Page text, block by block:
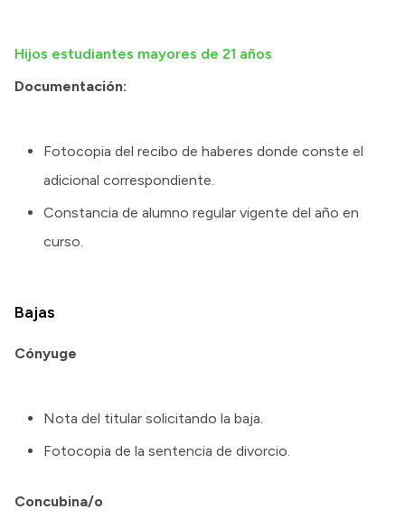
Hijos estudiantes mayores de 21 años
Documentación:
Fotocopia del recibo de haberes donde conste el
adicional correspondiente.
Constancia de alumno regular vigente del año en
curso.
Bajas
Cónyuge
Nota del titular solicitando la baja.
Fotocopia de la sentencia de divorcio.
Concubina/o